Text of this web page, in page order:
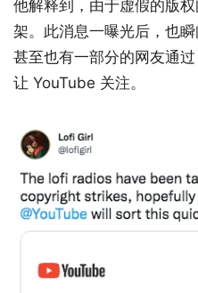
他解释到，由于虚假的版
架。此消息一曝光后，也
甚至也有一部分的网友通
让 YouTube 关注。